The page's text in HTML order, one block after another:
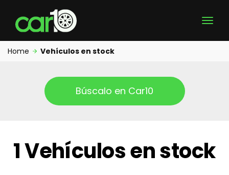
Home Vehículos en stock
Búscalo en Car10
1 Vehículos en stock